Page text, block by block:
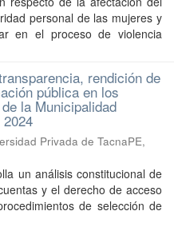
personal de las mujeres y
en el proceso de violencia
rendición de
pública en los
la Municipalidad
Privada de TacnaPE,
un análisis constitucional de
y el derecho de acceso
de selección de